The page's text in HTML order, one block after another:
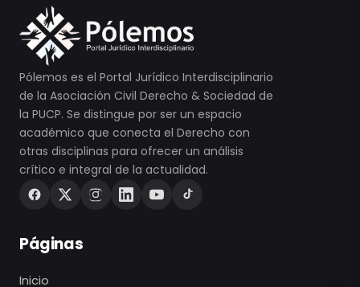
Pólemos es el Portal Jurídico Interdisciplinario
de la Asociación Civil Derecho & Sociedad de
la PUCP. Se distingue por ser un espacio
académico que conecta el Derecho con
otras disciplinas para ofrecer un análisis
crítico e integral de la actualidad.
Páginas
Inicio